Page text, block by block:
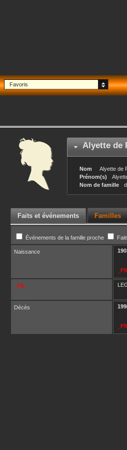
Favoris
Alyette de
Nom Alyette de
Prénom(s)
Nom de famille
Faits et événements Familles
Événements de la famille proche
Naissance
_FIL
Décès